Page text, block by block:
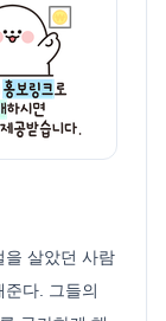
을 살았던 사람
다. 그들의